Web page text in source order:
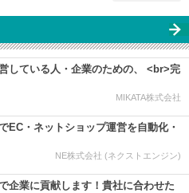
している人・企業のための、 <br>完
MIKATA株式会社
EC・ネットショップ運営を自動化・
NE株式会社 (ネクストエンジン)
企業に貢献します！貴社に合わせた